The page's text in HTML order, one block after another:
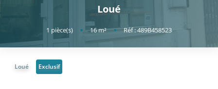
NOTRE AGENCE
Loué
1 pièce(s) • 16m² • Réf : 489B458523
Loué Exclusif